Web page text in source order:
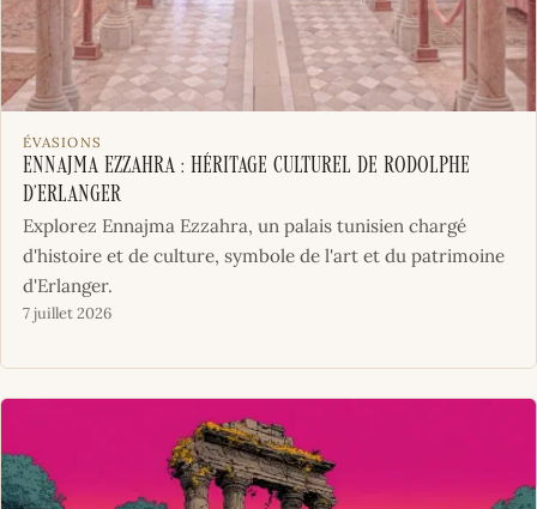
ÉVASIONS
Ennajma Ezzahra : Héritage Culturel de Rodolphe
d’Erlanger
Explorez Ennajma Ezzahra, un palais tunisien chargé
d'histoire et de culture, symbole de l'art et du patrimoine
d'Erlanger.
7 juillet 2026